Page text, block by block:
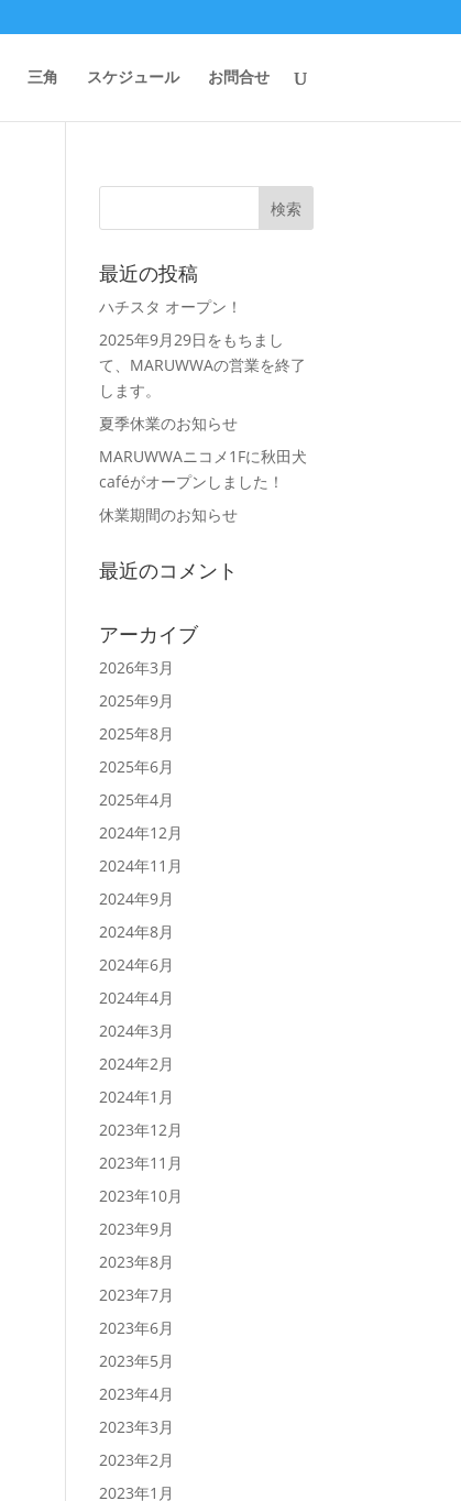
三角 スケジュール お問合せ
最近の投稿
ハチスタ オープン！
2025年9月29日をもちまし
て、MARUWWAの営業を終了
します。
夏季休業のお知らせ
MARUWWAニコメ1Fに秋田犬
caféがオープンしました！
休業期間のお知らせ
最近のコメント
アーカイブ
2026年3月
2025年9月
2025年8月
2025年6月
2025年4月
2024年12月
2024年11月
2024年9月
2024年8月
2024年6月
2024年4月
2024年3月
2024年2月
2024年1月
2023年12月
2023年11月
2023年10月
2023年9月
2023年8月
2023年7月
2023年6月
2023年5月
2023年4月
2023年3月
2023年2月
2023年1月